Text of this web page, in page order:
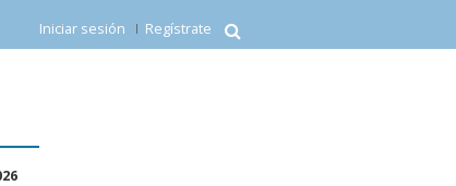
Iniciar sesión Regístrate